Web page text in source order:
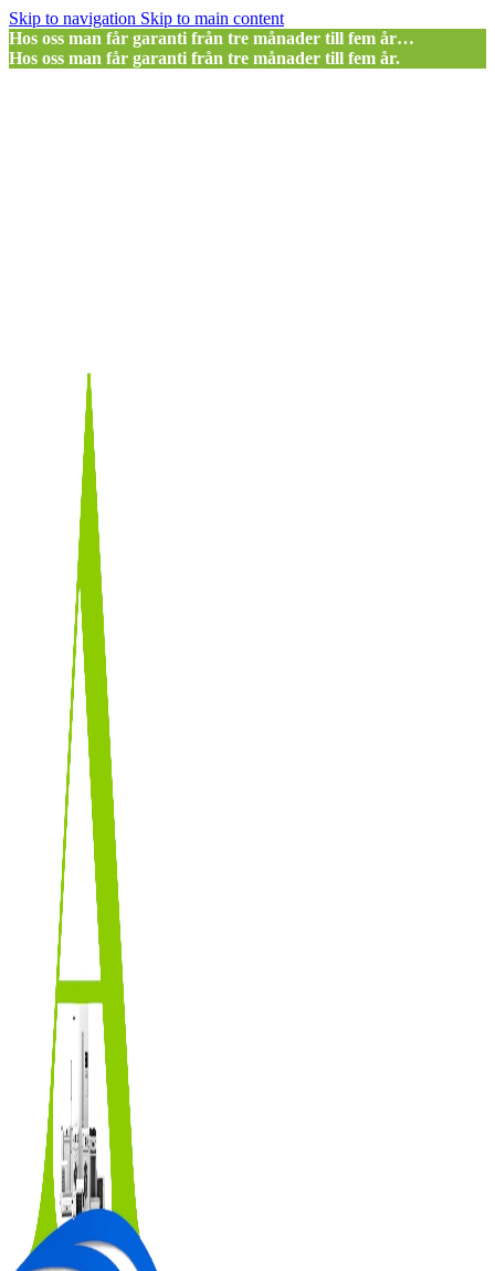
Skip to navigation Skip to main content
Hos oss man får garanti från tre månader till fem år…
Hos oss man får garanti från tre månader till fem år.